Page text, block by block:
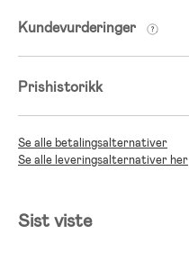
Kundevurderinger
Prishistorikk
Se alle betalingsalternativer
Se alle leveringsalternativer her
Sist viste